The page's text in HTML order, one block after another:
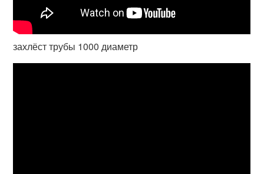
захлёст трубы 1000 диаметр